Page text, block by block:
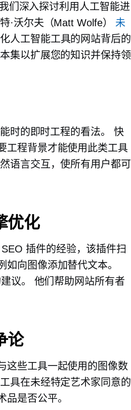
们深入探讨利用人工智能进
·沃尔夫（Matt Wolfe） 未
人工智能工具的网站背后的
集以扩展您的知识并保持领
时的即时工程的看法。 快
工程背景才能使用此类工具
语言交互，使所有用户都可
优化
插件的经验，该插件扫
向图像添加替代文本。
议。 他们帮助网站所有者
论
这些工具一起使用的图像数
具在未经特定艺术家同意的
是否公平。